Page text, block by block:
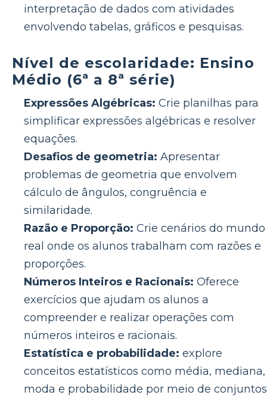
interpretação de dados com atividades
envolvendo tabelas, gráficos e pesquisas.
Nível de escolaridade: Ensino
Médio (6ª a 8ª série)
Expressões Algébricas: Crie planilhas para
simplificar expressões algébricas e resolver
equações.
Desafios de geometria: Apresentar
problemas de geometria que envolvem
cálculo de ângulos, congruência e
similaridade.
Razão e Proporção: Crie cenários do mundo
real onde os alunos trabalham com razões e
proporções.
Números Inteiros e Racionais: Oferece
exercícios que ajudam os alunos a
compreender e realizar operações com
números inteiros e racionais.
Estatística e probabilidade: explore
conceitos estatísticos como média, mediana,
moda e probabilidade por meio de conjuntos